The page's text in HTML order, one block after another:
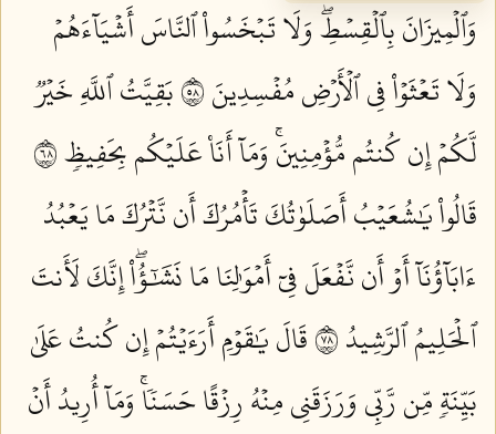
وَٱلۡمِيزَانَ بِٱلۡقِسۡطِۖ وَلَا تَبۡخَسُواْ ٱلنَّاسَ أَشۡيَآءَهُمۡ
وَلَا تَعۡثَوۡاْ فِي ٱلۡأَرۡضِ مُفۡسِدِينَ ٨٥
بَقِيَّتُ ٱللَّهِ خَيۡرٞ
لَّكُمۡ إِن كُنتُم مُّؤۡمِنِينَۚ وَمَآ أَنَا۠ عَلَيۡكُم بِحَفِيظٖ ٨٦
قَالُواْ يَٰشُعَيۡبُ أَصَلَوٰتُكَ تَأۡمُرُكَ أَن نَّتۡرُكَ مَا يَعۡبُدُ
ءَابَآؤُنَآ أَوۡ أَن نَّفۡعَلَ فِيٓ أَمۡوَٰلِنَا مَا نَشَٰٓؤُاْۖ إِنَّكَ لَأَنتَ
ٱلۡحَلِيمُ ٱلرَّشِيدُ ٨٧
قَالَ يَٰقَوۡمِ أَرَءَيۡتُمۡ إِن كُنتُ عَلَىٰ
بَيِّنَةٖ مِّن رَّبِّي وَرَزَقَنِي مِنۡهُ رِزۡقًا حَسَنٗاۚ وَمَآ أُرِيدُ أَنۡ